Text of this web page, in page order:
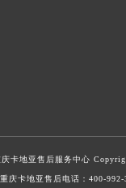
庆卡地亚售后服务中心
重庆卡地亚售后电话： 400-992-